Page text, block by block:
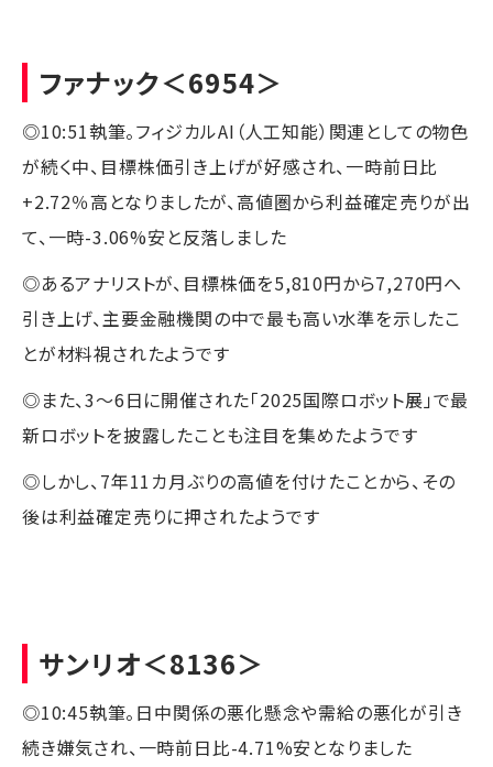
ファナック＜6954＞
◎10:51執筆。フィジカルAI（人工知能）関連としての物色
が続く中、目標株価引き上げが好感され、一時前日比
+2.72％高となりましたが、高値圏から利益確定売りが出
て、一時-3.06%安と反落しました
◎あるアナリストが、目標株価を5,810円から7,270円へ
引き上げ、主要金融機関の中で最も高い水準を示したこ
とが材料視されたようです
◎また、3～6日に開催された「2025国際ロボット展」で最
新ロボットを披露したことも注目を集めたようです
◎しかし、7年11カ月ぶりの高値を付けたことから、その
後は利益確定売りに押されたようです
サンリオ＜8136＞
◎10:45執筆。日中関係の悪化懸念や需給の悪化が引き
続き嫌気され、一時前日比-4.71%安となりました